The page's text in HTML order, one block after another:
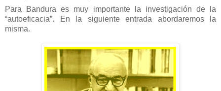
Para Bandura es muy importante la investigación de la
“autoeficacia”. En la siguiente entrada abordaremos la
misma.